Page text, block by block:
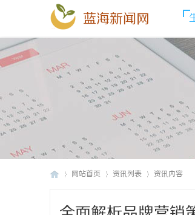
蓝海新闻网
网站首页 资讯列表 资讯内容